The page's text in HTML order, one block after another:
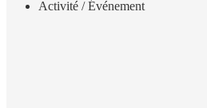
Activité / Événement